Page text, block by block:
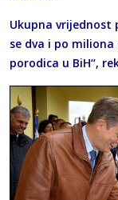
Ukupna vrijednost
se dva i po
porodica u BiH“,